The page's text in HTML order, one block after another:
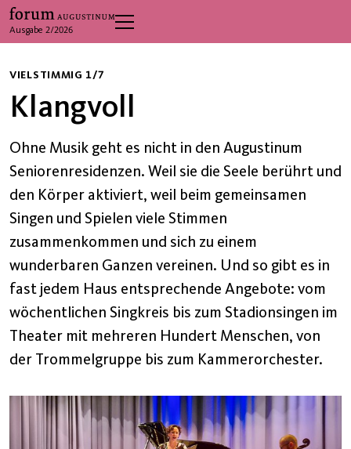
Ausgabe 2/2026
Klangvoll
VIELSTIMMIG 1/7
Ohne Musik geht es nicht in den Augustinum
Seniorenresidenzen. Weil sie die Seele berührt und
den Körper aktiviert, weil beim gemeinsamen
Singen und Spielen viele Stimmen
zusammenkommen und sich zu einem
wunderbaren Ganzen vereinen. Und so gibt es in
fast jedem Haus entsprechende Angebote: vom
wöchentlichen Singkreis bis zum Stadionsingen im
Theater mit mehreren Hundert Menschen, von
der Trommelgruppe bis zum Kammerorchester.